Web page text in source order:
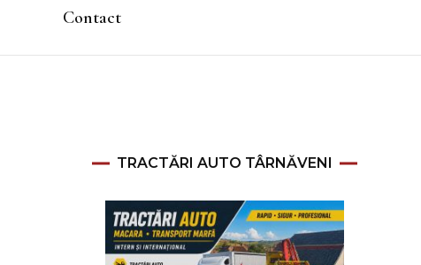
Contact
TRACTĂRI AUTO TÂRNĂVENI